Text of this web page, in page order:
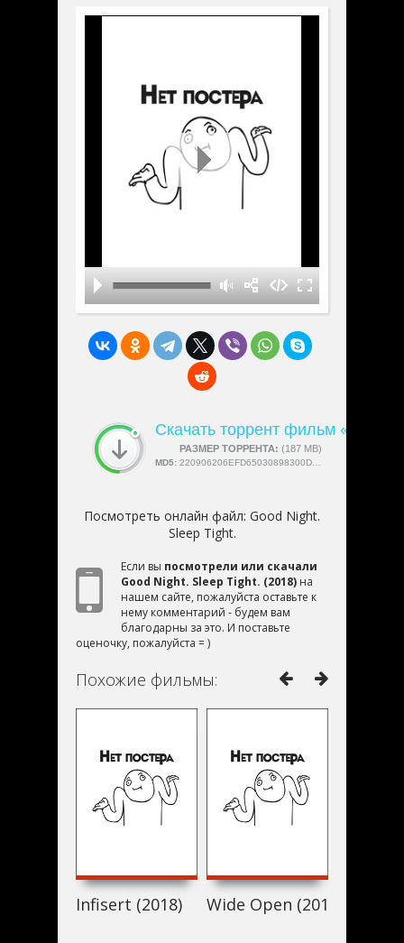
Скачать торрент фильм «Good
РАЗМЕР ТОРРЕНТА: (187 MB)
СКАЧАЛИ:4189
MD5: 220906206EFD65030898300D39B19D08
Посмотреть онлайн файл: Good Night.
Sleep Tight.
Если вы посмотрели или скачали
Good Night. Sleep Tight. (2018) на
нашем сайте, пожалуйста оставьте к
нему комментарий - будем вам
благодарны за это. И поставьте
оценочку, пожалуйста = )
Похожие фильмы:
Infisert (2018) Wide Open (2018)